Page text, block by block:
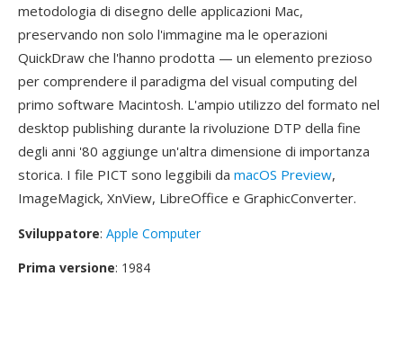
metodologia di disegno delle applicazioni Mac,
preservando non solo l'immagine ma le operazioni
QuickDraw che l'hanno prodotta — un elemento prezioso
per comprendere il paradigma del visual computing del
primo software Macintosh. L'ampio utilizzo del formato nel
desktop publishing durante la rivoluzione DTP della fine
degli anni '80 aggiunge un'altra dimensione di importanza
storica. I file PICT sono leggibili da macOS Preview,
ImageMagick, XnView, LibreOffice e GraphicConverter.
Sviluppatore: Apple Computer
Prima versione: 1984